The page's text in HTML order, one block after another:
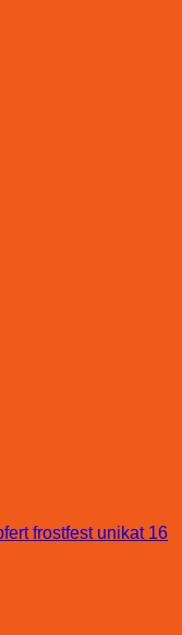
frostfest unikat 16